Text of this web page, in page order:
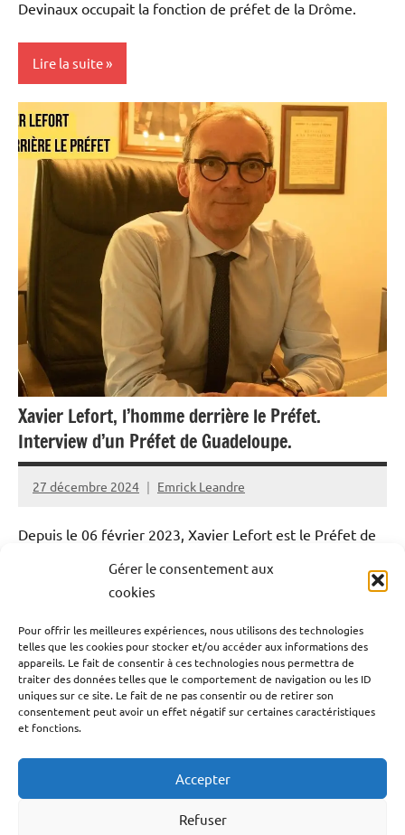
Gérer le consentement aux
cookies
Pour offrir les meilleures expériences, nous utilisons des technologies
telles que les cookies pour stocker et/ou accéder aux informations des
appareils. Le fait de consentir à ces technologies nous permettra de
traiter des données telles que le comportement de navigation ou les ID
uniques sur ce site. Le fait de ne pas consentir ou de retirer son
consentement peut avoir un effet négatif sur certaines caractéristiques
et fonctions.
Accepter
Refuser
Devinaux occupait la fonction de préfet de la Drôme.
Lire la suite
Antilles-
Guyane
Blog
France
Guadeloupe
Politique
Société
Xavier Lefort, l’homme derrière le Préfet.
Interview d’un Préfet de Guadeloupe.
27 décembre 2024 Emrick Leandre
Depuis le 06 février 2023, Xavier Lefort est le Préfet de
la Guadeloupe. A l’image de ces prédécesseurs, il
endosse une double casquette, à savoir celle de Préfet
des difficultés spécifiques du territoire, l’homme est
volontaire à les surmonter avec les élus locaux. Nous
sommes allés à sa rencontre dans ses bureaux de la
Préfecture de Basse-Terre pour évoquer sa fonction et
ses objectifs.